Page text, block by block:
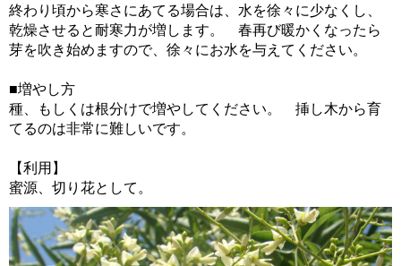
終わり頃から寒さにあてる場合は、水を徐々に少なくし、
乾燥させると耐寒力が増します。 春再び暖かくなったら
芽を吹き始めますので、徐々にお水を与えてください。
■増やし方
種、もしくは根分けで増やしてください。 挿し木から育
てるのは非常に難しいです。
【利用】
蜜源、切り花として。